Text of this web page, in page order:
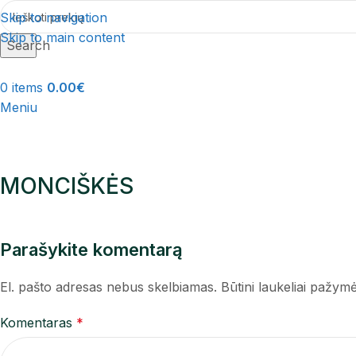
Skip to navigation
Skip to main content
Search
0 items 0.00€
Meniu
MONCIŠKĖS
Parašykite komentarą
El. pašto adresas nebus skelbiamas. Būtini laukeliai
Komentaras *